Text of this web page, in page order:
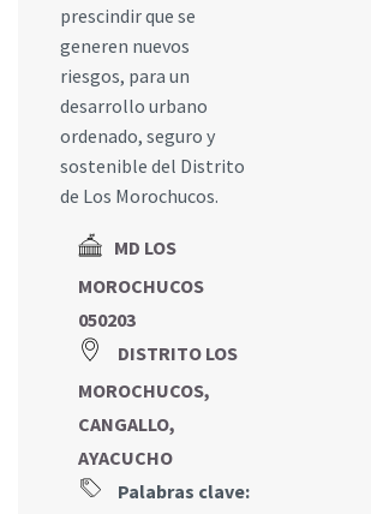
prescindir que se
generen nuevos
riesgos, para un
desarrollo urbano
ordenado, seguro y
sostenible del Distrito
de Los Morochucos.
MD LOS
MOROCHUCOS
050203
DISTRITO LOS
MOROCHUCOS,
CANGALLO,
AYACUCHO
Palabras clave: